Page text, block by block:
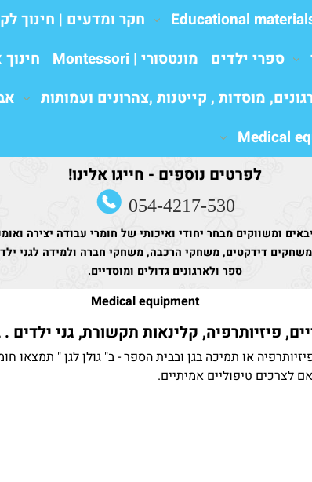
לפרטים נוספים - חייגו אלינו!
054-4217-530
ומשווקים מבחר יחודי ואיכותי של חומרי עבודה יצירה
דידקטים, משחקי הרכבה, משחקי חברה ולמידה לגני
ספר ולארגונים גדולים ומוסדיים.
חקר ומדעים | חינוך
ספרי ילדים מונטסורי | Montessori
מוסדות , קייטנות ,צהרונים ועמותות
Medical equipment
פיזיותרפיה, קלינאות תקשורת, גני
או תמיכה בגן ובבית הספר - ב" גולן לגן " תמצאו
לצרכים טיפוליים אמיתיים.